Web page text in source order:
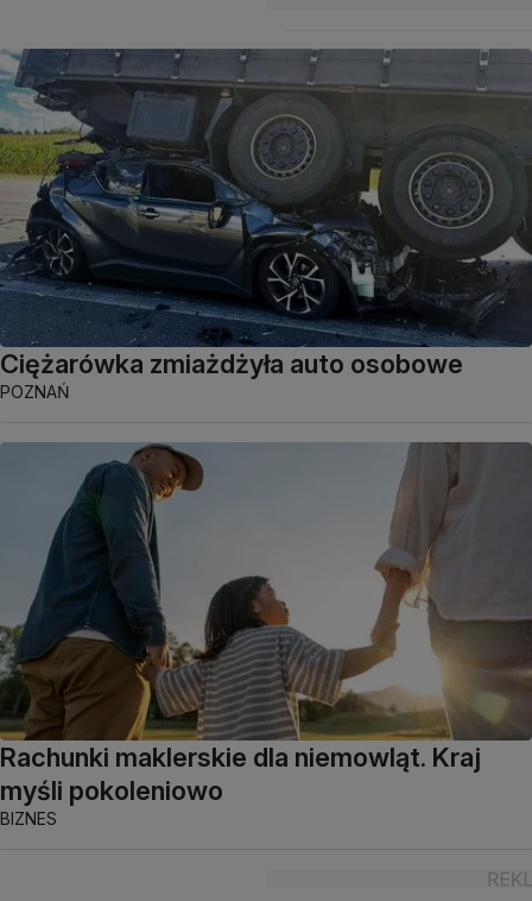
Ciężarówka zmiażdżyła auto osobowe
POZNAŃ
Rachunki maklerskie dla niemowląt. Kraj
myśli pokoleniowo
BIZNES